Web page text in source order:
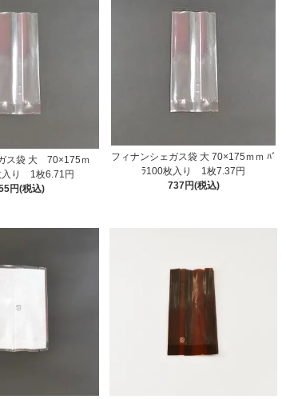
ス袋 大 70×175ｍ
り 1枚6.71円
円(税込)
フィナンシェガス袋 大 70×175ｍｍ ﾊﾞ
ﾗ100枚入り 1枚7.37円
737円(税込)